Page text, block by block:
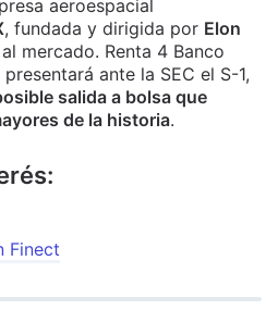
aeroespacial
, fundada y dirigida por Elon
mercado. Renta 4 Banco
ante la SEC el S-1,
salida a bolsa que
de la historia.
Finect